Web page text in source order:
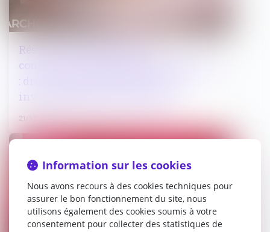
Résiliation prématurée de
conventions de délégations publiques
: droit à indemnisation pour les
investissements non amortis
21/11/2024
Information sur les cookies
Nous avons recours à des cookies techniques pour
assurer le bon fonctionnement du site, nous
utilisons également des cookies soumis à votre
consentement pour collecter des statistiques de